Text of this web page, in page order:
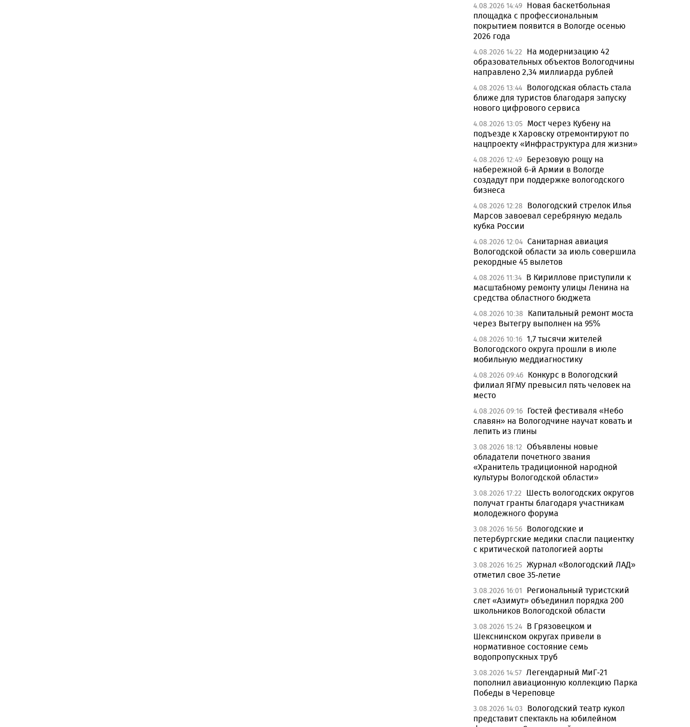
4.08.2026 14:49 Новая баскетбольная
площадка с профессиональным
покрытием появится в Вологде осенью
2026 года
4.08.2026 14:22
На модернизацию 42
образовательных объектов Вологодчины
направлено 2,34 миллиарда рублей
4.08.2026 13:44 Вологодская область стала
ближе для туристов благодаря запуску
нового цифрового сервиса
4.08.2026 13:05 Мост через Кубену на
подъезде к Харовску отремонтируют по
нацпроекту «Инфраструктура для жизни»
4.08.2026 12:49 Березовую рощу на
набережной 6-й Армии в Вологде
создадут при поддержке вологодского
бизнеса
4.08.2026 12:28
Вологодский стрелок Илья
Марсов завоевал серебряную медаль
кубка России
4.08.2026 12:04 Санитарная авиация
Вологодской области за июль совершила
рекордные 45 вылетов
4.08.2026 11:34 В Кириллове приступили к
масштабному ремонту улицы Ленина на
средства областного бюджета
4.08.2026 10:38
Капитальный ремонт моста
через Вытегру выполнен на 95%
4.08.2026 10:16 1,7 тысячи жителей
Вологодского округа прошли в июле
мобильную меддиагностику
4.08.2026 09:46 Конкурс в Вологодский
филиал ЯГМУ превысил пять человек на
место
4.08.2026 09:16 Гостей фестиваля «Небо
славян» на Вологодчине научат ковать и
лепить из глины
3.08.2026 18:12 Объявлены новые
обладатели почетного звания
«Хранитель традиционной народной
культуры Вологодской области»
3.08.2026 17:22
Шесть вологодских округов
получат гранты благодаря участникам
молодежного форума
3.08.2026 16:56 Вологодские и
петербургские медики спасли пациентку
с критической патологией аорты
3.08.2026 16:25 Журнал «Вологодский ЛАД»
отметил свое 35-летие
3.08.2026 16:01
Региональный туристский
слет «Азимут» объединил порядка 200
школьников Вологодской области
3.08.2026 15:24 В Грязовецком и
Шекснинском округах привели в
нормативное состояние семь
водопропускных труб
3.08.2026 14:57 Легендарный МиГ-21
пополнил авиационную коллекцию Парка
Победы в Череповце
3.08.2026 14:03
Вологодский театр кукол
представит спектакль на юбилейном